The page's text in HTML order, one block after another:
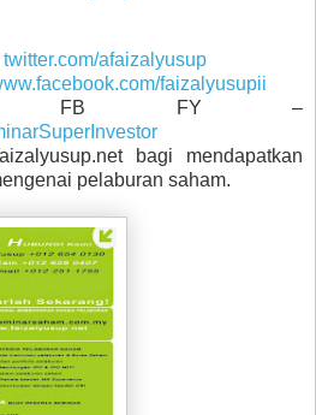
twitter.com/afaizalyusup
faizalyusupii
FB FY –
bagi mendapatkan
pelaburan saham.